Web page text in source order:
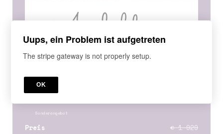
Hypnobirthing Ausbildung Modul 2 -
Sonderangebot
Preis
€ 1 929
Uups, ein Problem ist aufgetreten
The stripe gateway is not properly setup.
OK